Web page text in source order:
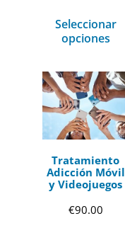
Seleccionar
opciones
Tratamiento
Adicción Móvil
y Videojuegos
€90.00